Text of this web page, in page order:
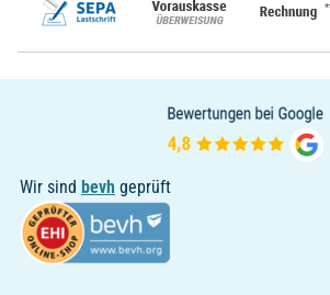
Wir sind bevh geprüft